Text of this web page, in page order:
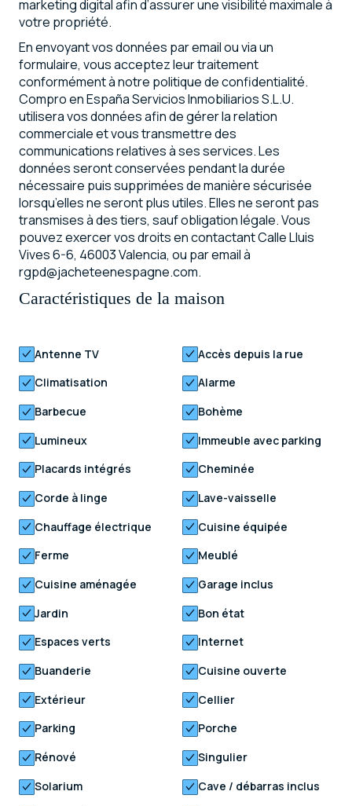
marketing digital afin d’assurer une visibilité maximale à
votre propriété.
En envoyant vos données par email ou via un
formulaire, vous acceptez leur traitement
conformément à notre politique de confidentialité.
Compro en España Servicios Inmobiliarios S.L.U.
utilisera vos données afin de gérer la relation
commerciale et vous transmettre des
communications relatives à ses services. Les
données seront conservées pendant la durée
nécessaire puis supprimées de manière sécurisée
lorsqu’elles ne seront plus utiles. Elles ne seront pas
transmises à des tiers, sauf obligation légale. Vous
pouvez exercer vos droits en contactant Calle Lluis
Vives 6-6, 46003 Valencia, ou par email à
rgpd@jacheteenespagne.com.
Caractéristiques de la maison
Antenne TV
Accès depuis la rue
Climatisation
Alarme
Barbecue
Bohème
Lumineux
Immeuble avec parking
Placards intégrés
Cheminée
Corde à linge
Lave-vaisselle
Chauffage électrique
Cuisine équipée
Ferme
Meublé
Cuisine aménagée
Garage inclus
Jardin
Bon état
Espaces verts
Internet
Buanderie
Cuisine ouverte
Extérieur
Cellier
Parking
Porche
Rénové
Singulier
Solarium
Cave / débarras inclus